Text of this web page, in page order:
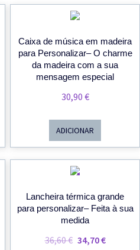
Caixa de música em madeira
para Personalizar– O charme
da madeira com a sua
mensagem especial
30,90 €
ADICIONAR
Lancheira térmica grande
para personalizar– Feita à sua
medida
36,60€ O
34,70€O